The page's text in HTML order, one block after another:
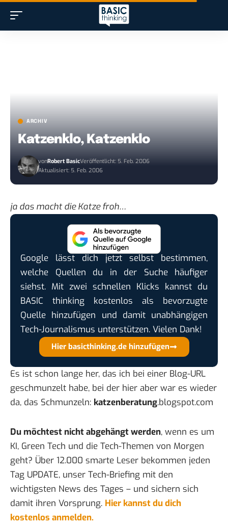
ARCHIV
Katzenklo, Katzenklo
vonRobert BasicVeröffentlicht: 5. Feb. 2006
Aktualisiert: 5. Feb. 2006
ja das macht die Katze froh…
Google lässt dich jetzt selbst bestimmen,
welche Quellen du in der Suche häufiger
siehst. Mit zwei schnellen Klicks kannst du
BASIC thinking kostenlos als bevorzugte
Quelle hinzufügen und damit unabhängigen
Tech-Journalismus unterstützen. Vielen Dank!
Hier basicthinking.de hinzufügen
Es ist schon lange her, das ich bei einer Blog-URL
geschmunzelt habe, bei der hier aber war es wieder
da, das Schmunzeln: katzenberatung.blogspot.com
Du möchtest nicht abgehängt werden, wenn es um
KI, Green Tech und die Tech-Themen von Morgen
geht? Über 12.000 smarte Leser bekommen jeden
Tag UPDATE, unser Tech-Briefing mit den
wichtigsten News des Tages – und sichern sich
damit ihren Vorsprung. Hier kannst du dich
kostenlos anmelden.